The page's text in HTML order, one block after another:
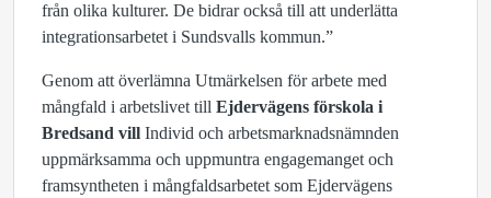
från olika kulturer. De bidrar också till att underlätta
integrationsarbetet i Sundsvalls kommun.”
Genom att överlämna Utmärkelsen för arbete med
mångfald i arbetslivet till Ejdervägens förskola i
Bredsand vill Individ och arbetsmarknadsnämnden
uppmärksamma och uppmuntra engagemanget och
framsyntheten i mångfaldsarbetet som Ejdervägens